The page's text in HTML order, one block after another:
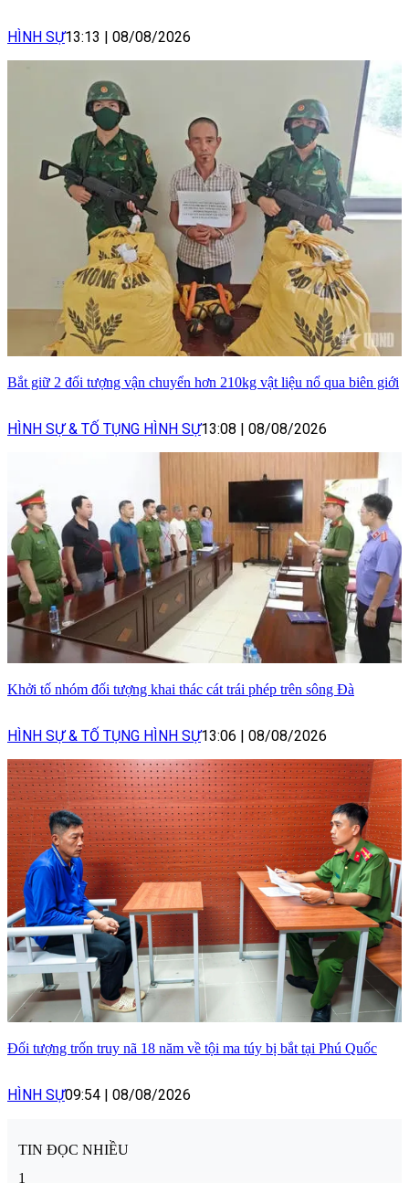
HÌNH SỰ13:13 08/08/2026
Bắt giữ 2 đối tượng vận chuyển hơn 210kg vật liệu nổ qua biên giới
HÌNH SỰ & TỐ TỤNG HÌNH SỰ13:08 08/08/2026
Khởi tố nhóm đối tượng khai thác cát trái phép trên sông Đà
HÌNH SỰ & TỐ TỤNG HÌNH SỰ13:06 | 08/08/2026
Đối tượng trốn truy nã 18 năm về tội ma túy bị bắt tại Phú Quốc
HÌNH SỰ09:54 | 08/08/2026
TIN ĐỌC NHIỀU
1